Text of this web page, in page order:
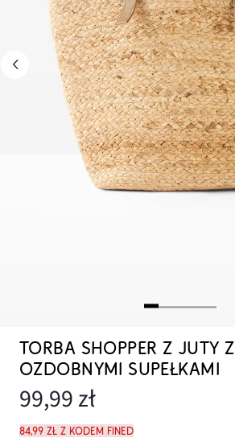
TORBA SHOPPER Z JUTY Z
OZDOBNYMI SUPEŁKAMI
99,99 zł
84,99 zł z kodem FINED